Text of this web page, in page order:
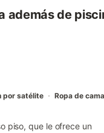
a 20 minutos en coche.
alquiler). ・En autobús,
entrada ? ・Una vez
su llegada para una
además de
por satélite
Ropa de cama
piso, que le ofrece un